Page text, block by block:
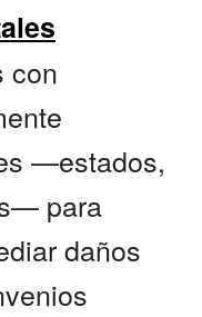
con
—estados,
para
daños